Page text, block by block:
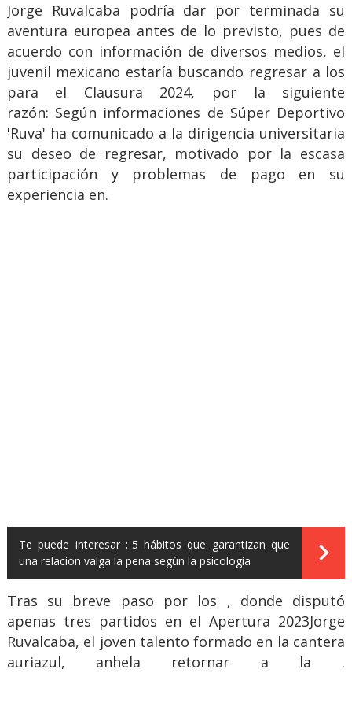
Jorge Ruvalcaba podría dar por terminada su
aventura europea antes de lo previsto, pues de
acuerdo con información de diversos medios, el
juvenil mexicano estaría buscando regresar a los
para el Clausura 2024, por la siguiente
razón: Según informaciones de Súper Deportivo
'Ruva' ha comunicado a la dirigencia universitaria
su deseo de regresar, motivado por la escasa
participación y problemas de pago en su
experiencia en.
Te puede interesar : 5 hábitos que garantizan que
una relación valga la pena según la psicología
Tras su breve paso por los , donde disputó
apenas tres partidos en el Apertura 2023Jorge
Ruvalcaba, el joven talento formado en la cantera
auriazul, anhela retornar a la .